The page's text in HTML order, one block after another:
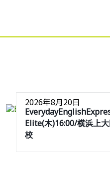
2026年8月20日
Elite(木)16:00/横浜上
校